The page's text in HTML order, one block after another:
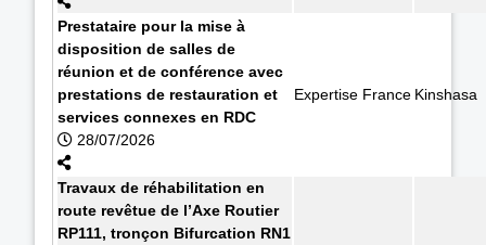
Prestataire pour la mise à
disposition de salles de
réunion et de conférence avec
prestations de restauration et
services connexes en RDC
28/07/2026
Expertise France Kinshasa
Travaux de réhabilitation en
route revêtue de l’Axe Routier
RP111, tronçon Bifurcation RN1